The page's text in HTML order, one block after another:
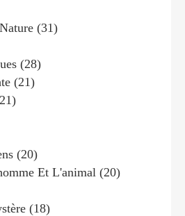
(31)
(28)
(21)
(20)
Et L'animal (20)
(18)